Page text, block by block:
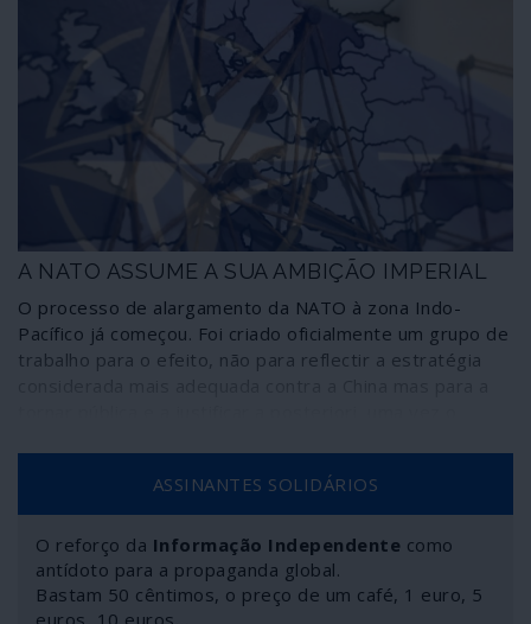
A NATO ASSUME A SUA AMBIÇÃO IMPERIAL
O processo de alargamento da NATO à zona Indo-
Pacífico já começou. Foi criado oficialmente um grupo de
trabalho para o efeito, não para reflectir a estratégia
conter a China, isto é, impedir o seu desenvolvimento.
Tudo isto no âmbito imperial da Grande NATO Mundial
no horizonte de 2030 – agregando Austrália, Nova
Zelândia, Japão e outros países asiáticos.
ASSINANTES SOLIDÁRIOS
O reforço da Informação Independente como
antídoto para a propaganda global.
Bastam 50 cêntimos, o preço de um café, 1 euro, 5